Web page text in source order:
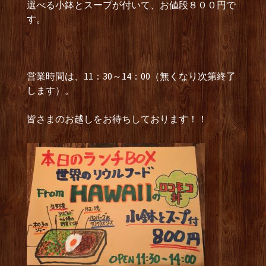
選べる小鉢とスープが付いて、お値段８００円で
す。
営業時間は、11：30～14：00（無くなり次第終了
します）。
皆さまのお越しをお待ちしております！！